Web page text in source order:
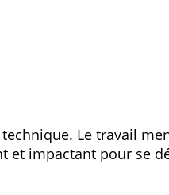
Le travail
et impactant pour se